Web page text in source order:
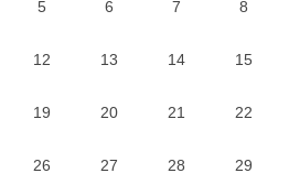
5 6 7 8
12 13 14 15
19 20 21 22
26 27 28 29